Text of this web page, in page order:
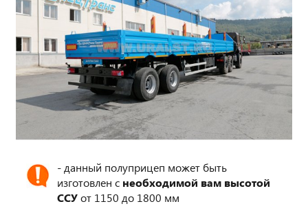
- данный полуприцеп может быть
изготовлен с необходимой вам высотой
ССУот 1150 до 1800 мм